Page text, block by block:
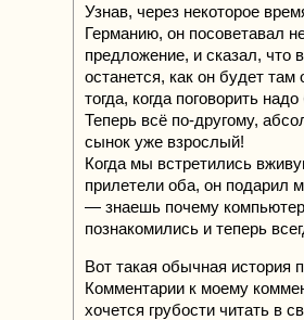
Узнав, через некоторое
Германию, он посоветавал
предложение, и сказал, что
останется, как он будет
тогда, когда поговорить
Теперь всё по-другому,
сынок уже взрослый!
Когда мы встретились
прилетели оба, он подарил
— знаешь почему
познакомились и теперь
Вот такая обычная история
Комментарии к моему
хочется грубости читать в